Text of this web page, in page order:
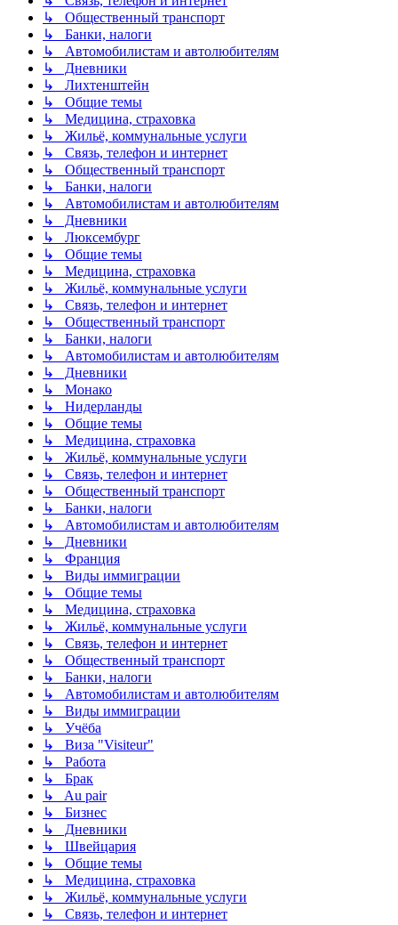
↳ Общественный транспорт
↳ Банки, налоги
↳ Автомобилистам и автолюбителям
↳ Дневники
↳ Лихтенштейн
↳ Общие темы
↳ Медицина, страховка
↳ Жильё, коммунальные услуги
↳ Связь, телефон и интернет
↳ Общественный транспорт
↳ Банки, налоги
↳ Автомобилистам и автолюбителям
↳ Дневники
↳ Люксембург
↳ Общие темы
↳ Медицина, страховка
↳ Жильё, коммунальные услуги
↳ Связь, телефон и интернет
↳ Общественный транспорт
↳ Банки, налоги
↳ Автомобилистам и автолюбителям
↳ Дневники
↳ Монако
↳ Нидерланды
↳ Общие темы
↳ Медицина, страховка
↳ Жильё, коммунальные услуги
↳ Связь, телефон и интернет
↳ Общественный транспорт
↳ Банки, налоги
↳ Автомобилистам и автолюбителям
↳ Дневники
↳ Франция
↳ Виды иммиграции
↳ Общие темы
↳ Медицина, страховка
↳ Жильё, коммунальные услуги
↳ Связь, телефон и интернет
↳ Общественный транспорт
↳ Банки, налоги
↳ Автомобилистам и автолюбителям
↳ Виды иммиграции
↳ Учёба
↳ Виза "Visiteur"
↳ Работа
↳ Брак
↳ Au pair
↳ Бизнес
↳ Дневники
↳ Швейцария
↳ Общие темы
↳ Медицина, страховка
↳ Жильё, коммунальные услуги
↳ Связь, телефон и интернет